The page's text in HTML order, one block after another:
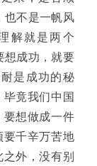
也不是一帆风
解就是两个
想成功，就要
是成功的秘
竟我们中国
想做成一件
千辛万苦地
外，没有别